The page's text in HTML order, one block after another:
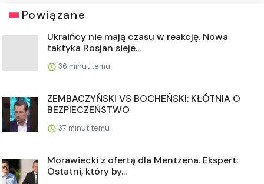
Powiązane
Ukraińcy nie mają czasu w reakcję. Nowa
taktyka Rosjan sieje...
36 minut temu
ZEMBACZYŃSKI VS BOCHEŃSKI: KŁÓTNIA O
BEZPIECZEŃSTWO
37 minut temu
Morawiecki z ofertą dla Mentzena. Ekspert:
Ostatni, który by...